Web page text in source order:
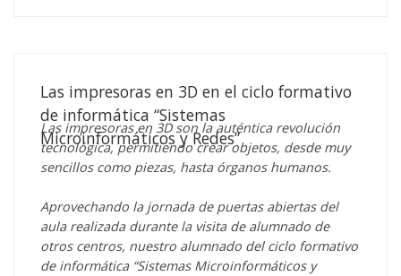
Las impresoras en 3D en el ciclo formativo
de informática “Sistemas
Microinformáticos y Redes”
Las impresoras en 3D son la auténtica revolución
tecnológica, permitiendo crear objetos, desde muy
sencillos como piezas, hasta órganos humanos.
Aprovechando la jornada de puertas abiertas del
aula realizada durante la visita de alumnado de
otros centros, nuestro alumnado del ciclo formativo
de informática “Sistemas Microinformáticos y